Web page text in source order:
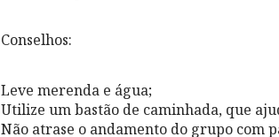
Conselhos:
Leve merenda e água;
Utilize um bastão de caminhada, que
Não atrase o andamento do grupo com